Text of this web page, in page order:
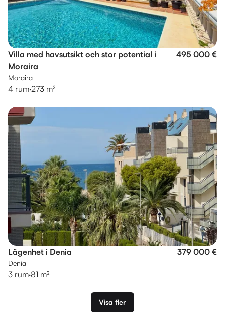
Villa med havsutsikt och stor potential i
Moraira
495 000 €
Moraira
4 rum·273 m²
Lägenhet i Denia 379 000 €
Denia
3 rum·81 m²
Visa fler